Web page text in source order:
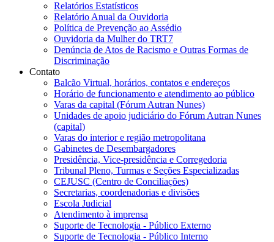
Relatórios Estatísticos
Relatório Anual da Ouvidoria
Política de Prevenção ao Assédio
Ouvidoria da Mulher do TRT7
Denúncia de Atos de Racismo e Outras Formas de
Discriminação
Contato
Balcão Virtual, horários, contatos e endereços
Horário de funcionamento e atendimento ao público
Varas da capital (Fórum Autran Nunes)
Unidades de apoio judiciário do Fórum Autran Nunes
(capital)
Varas do interior e região metropolitana
Gabinetes de Desembargadores
Presidência, Vice-presidência e Corregedoria
Tribunal Pleno, Turmas e Seções Especializadas
CEJUSC (Centro de Conciliações)
Secretarias, coordenadorias e divisões
Escola Judicial
Atendimento à imprensa
Suporte de Tecnologia - Público Externo
Suporte de Tecnologia - Público Interno